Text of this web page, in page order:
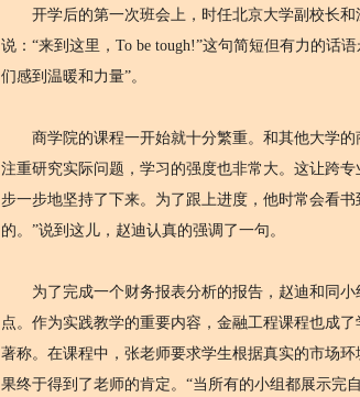
开学后的第一次班会上，时任北京大学副校长和
说：“来到这里，To be tough!”这句简短但有力的话
们感到温暖和力量”。
商学院的课程一开始就十分繁重。和其他大学的
注重研究实际问题，学习的强度也非常大。这让跨
步一步地坚持了下来。为了跟上进度，他时常会看
的。”说到这儿，赵迪认真的强调了一句。
为了完成一个财务报表分析的报告，赵迪和同小
点。作为实践教学的重要内容，金融工程课程也成
著称。在课程中，张老师要求学生根据真实的市场
果终于得到了老师的肯定。“当所有的小组都展示完